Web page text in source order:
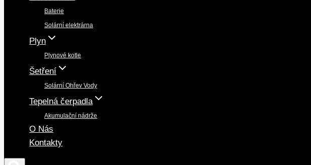
Baterie
Solární elektrárna
Plyn
Plynové kotle
Šetření
Solární Ohřev Vody
Tepelná čerpadla
Akumulační nádrže
O Nás
Kontakty